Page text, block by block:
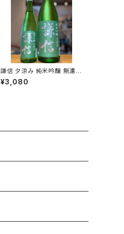
謙信 夕涼み 純米吟醸 無濾過
生 1800ml１本（池田屋酒造・
新潟県糸魚川市新鉄）
¥3,080